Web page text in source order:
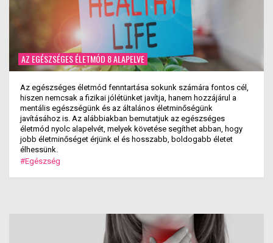
AZ EGÉSZSÉGES ÉLETMÓD 8 ALAPELVE
Az egészséges életmód fenntartása sokunk számára fontos cél,
hiszen nemcsak a fizikai jólétünket javítja, hanem hozzájárul a
mentális egészségünk és az általános életminőségünk
javításához is. Az alábbiakban bemutatjuk az egészséges
életmód nyolc alapelvét, melyek követése segíthet abban, hogy
jobb életminőséget érjünk el és hosszabb, boldogabb életet
élhessünk.
#Egészség